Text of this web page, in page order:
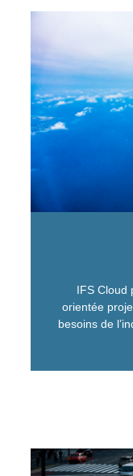
IFS Cloud
orientée
besoins de